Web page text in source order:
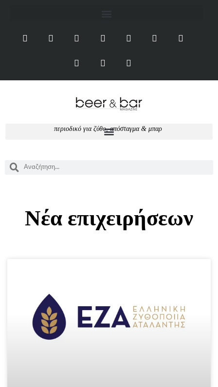
περιοδικό για ζύθο, απόσταγμα & μπαρ
Νέα επιχειρήσεων